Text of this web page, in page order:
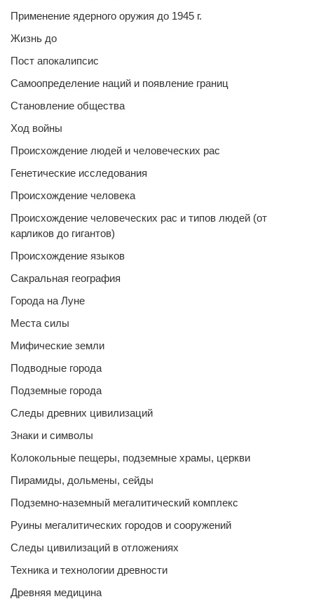
Применение ядерного оружия до 1945 г.
Жизнь до
Пост апокалипсис
Самоопределение наций и появление границ
Становление общества
Ход войны
Происхождение людей и человеческих рас
Генетические исследования
Происхождение человека
Происхождение человеческих рас и типов людей (от
карликов до гигантов)
Происхождение языков
Сакральная география
Города на Луне
Места силы
Мифические земли
Подводные города
Подземные города
Следы древних цивилизаций
Знаки и символы
Колокольные пещеры, подземные храмы, церкви
Пирамиды, дольмены, сейды
Подземно-наземный мегалитический комплекс
Руины мегалитических городов и сооружений
Следы цивилизаций в отложениях
Техника и технологии древности
Древняя медицина